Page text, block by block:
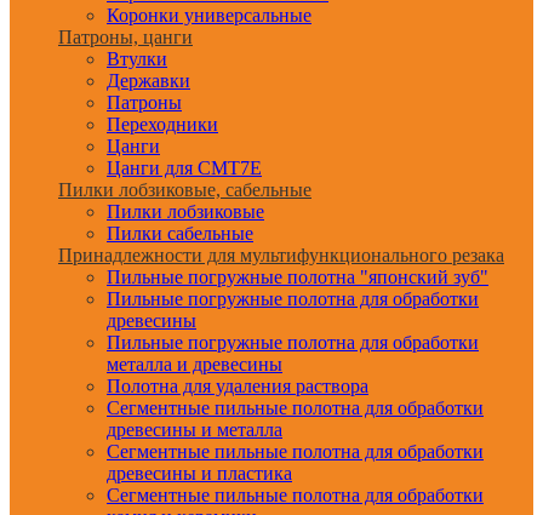
Коронки универсальные
Патроны, цанги
Втулки
Державки
Патроны
Переходники
Цанги
Цанги для CMT7E
Пилки лобзиковые, сабельные
Пилки лобзиковые
Пилки сабельные
Принадлежности для мультифункционального резака
Пильные погружные полотна "японский зуб"
Пильные погружные полотна для обработки
древесины
Пильные погружные полотна для обработки
металла и древесины
Полотна для удаления раствора
Сегментные пильные полотна для обработки
древесины и металла
Сегментные пильные полотна для обработки
древесины и пластика
Сегментные пильные полотна для обработки